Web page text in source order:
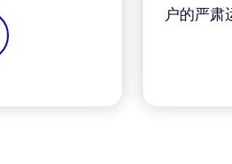
户的严肃